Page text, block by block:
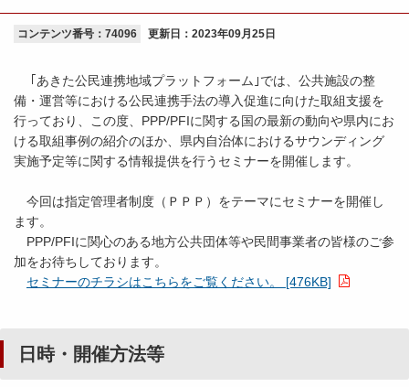
コンテンツ番号：74096 更新日： 2023年09月25日
｢あきた公民連携地域プラットフォーム｣では、公共施設の整
備・運営等における公民連携手法の導入促進に向けた取組支援を
行っており、この度、PPP/PFIに関する国の最新の動向や県内にお
ける取組事例の紹介のほか、県内自治体におけるサウンディング
実施予定等に関する情報提供を行うセミナーを開催します。
今回は指定管理者制度（ＰＰＰ）をテーマにセミナーを開催し
ます。
PPP/PFIに関心のある地方公共団体等や民間事業者の皆様のご参
加をお待ちしております。
セミナーのチラシはこちらをご覧ください。 [476KB]
日時・開催方法等